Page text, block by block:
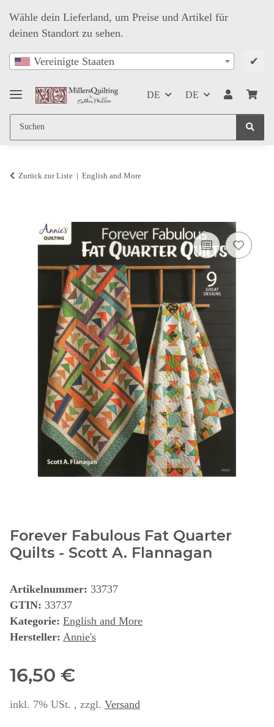
Wähle dein Lieferland, um Preise und Artikel für
deinen Standort zu sehen.
Vereinigte Staaten ✔
DE DE
Zurück zur Liste English and More
Forever Fabulous Fat Quarter
Quilts - Scott A. Flannagan
Artikelnummer: 33737
GTIN: 33737
Kategorie: English and More
Hersteller: Annie's
16,50 €
inkl. 7% USt. , zzgl. Versand